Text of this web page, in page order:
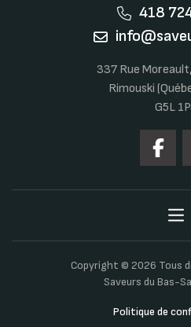
418
337 Rue
Rimouski
G5L
Copyright © 2026 Tous
Saveurs du Bas-
Politique de